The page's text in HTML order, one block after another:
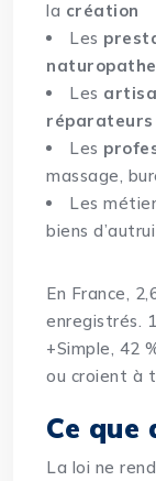
la création
Les
Les
réparateurs
Les
massage,
Les
biens d’autrui
En France,
enregistrés.
+Simple, 42
ou croient à
Ce que
La loi ne